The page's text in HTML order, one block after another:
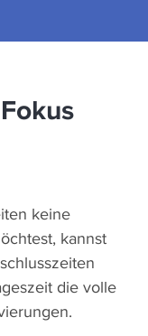
keine
kannst
die volle